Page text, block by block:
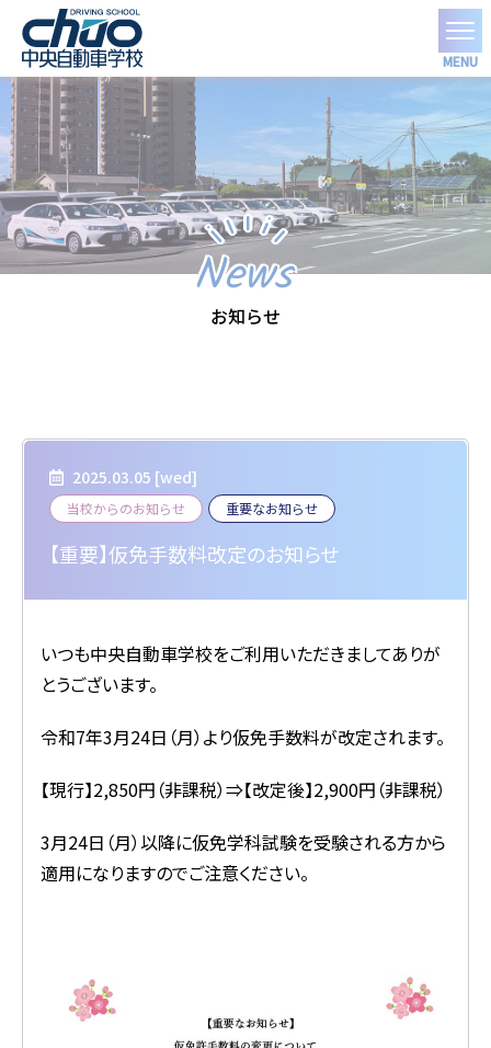
MENU
お知らせ
News
2025.03.05 [wed]
当校からのお知らせ 重要なお知らせ
【重要】仮免手数料改定のお知らせ
いつも中央自動車学校をご利用いただきましてありが
とうございます。
令和7年3月24日（月）より仮免手数料が改定されます。
【現行】2,850円（非課税）⇒【改定後】2,900円（非課税）
3月24日（月）以降に仮免学科試験を受験される方から
適用になりますのでご注意ください。